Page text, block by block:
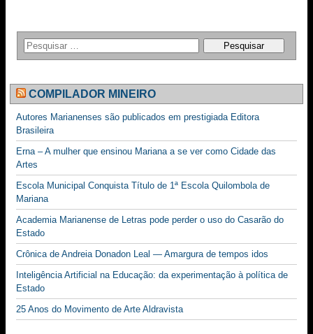
COMPILADOR MINEIRO
Autores Marianenses são publicados em prestigiada Editora
Brasileira
Erna – A mulher que ensinou Mariana a se ver como Cidade das
Artes
Escola Municipal Conquista Título de 1ª Escola Quilombola de
Mariana
Academia Marianense de Letras pode perder o uso do Casarão do
Estado
Crônica de Andreia Donadon Leal — Amargura de tempos idos
Inteligência Artificial na Educação: da experimentação à política de
Estado
25 Anos do Movimento de Arte Aldravista